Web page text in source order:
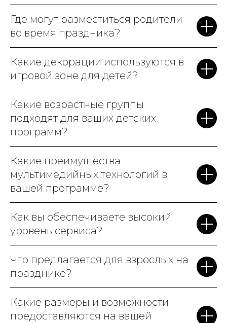
следующийдень рождения!
Где могут разместиться родители
во время праздника?
Какие декорации используются в
игровой зоне для детей?
Какие возрастные группы
подходят для ваших детских
программ?
Какие преимущества
мультимедийных технологий в
вашей программе?
Как вы обеспечиваете высокий
уровень сервиса?
Что предлагается для взрослых на
празднике?
Какие размеры и возможности
предоставляются на вашей